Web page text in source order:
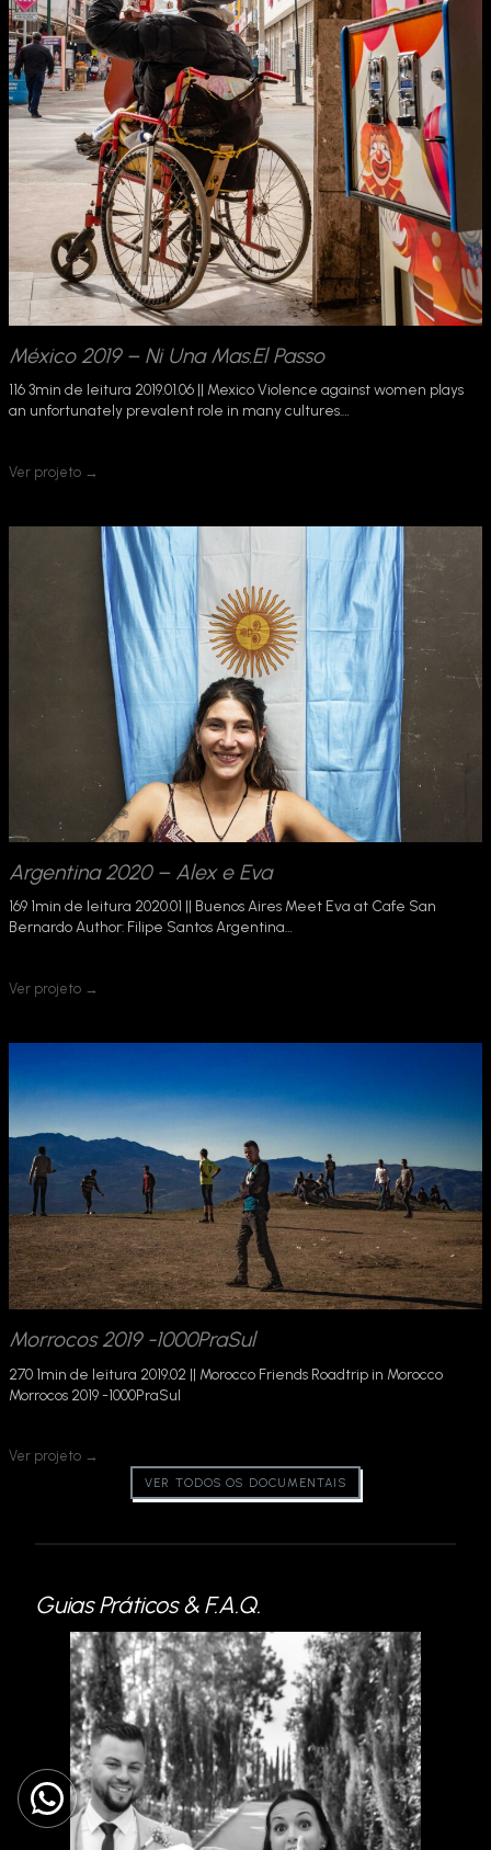
México 2019 – Ni Una Mas.El Passo
116 3min de leitura 2019.01.06 || Mexico Violence against women plays
an unfortunately prevalent role in many cultures.…
Ver projeto →
Argentina 2020 – Alex e Eva
169 1min de leitura 2020.01 || Buenos Aires Meet Eva at Cafe San
Bernardo Author: Filipe Santos Argentina…
Ver projeto →
Morrocos 2019 -1000PraSul
270 1min de leitura 2019.02 || Morocco Friends Roadtrip in Morocco
Morrocos 2019 -1000PraSul
Ver projeto →
VER TODOS OS DOCUMENTAIS
Guias Práticos & F.A.Q.